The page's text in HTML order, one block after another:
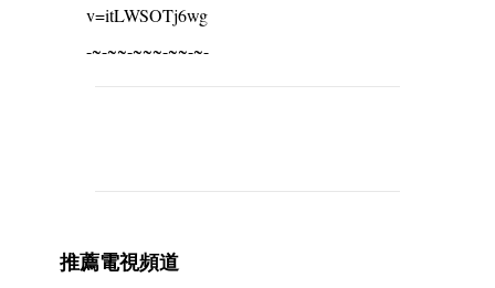
v=itLWSOTj6wg
-~-~~-~~~-~~-~-
n
推薦電視頻道